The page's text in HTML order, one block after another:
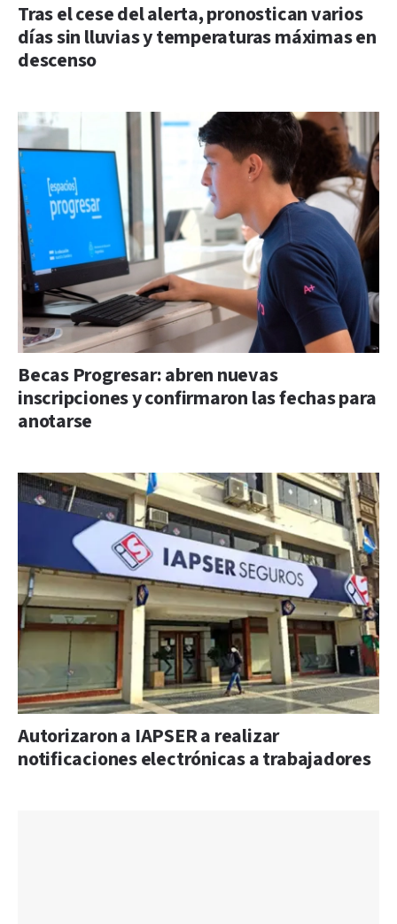
Tras el cese del alerta, pronostican varios
días sin lluvias y temperaturas máximas en
descenso
Becas Progresar: abren nuevas
inscripciones y confirmaron las fechas para
anotarse
Autorizaron a IAPSER a realizar
notificaciones electrónicas a trabajadores